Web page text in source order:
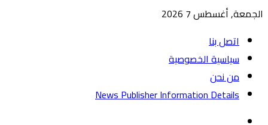
الجمعة, أغسطس 7 2026
اتصل بنا
سياسية الخصوصية
من نحن
News Publisher Information Details